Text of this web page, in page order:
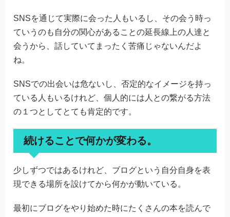
SNSを通じて実際に会った人もいるし、その会う時っ
ていうのも自分の関心があることの延長線上の人達と
会うから、話していてまったく苦痛じゃないんだよ
ね。
SNSでの出会いは危ないし、否定的なイメージを持っ
ている人もいるけれど、個人的には人との繋がる方法
の１つとしてとても肯定的です。
続けることで何かが変わる。
少しずつではあるけれど、ブログという自分自身を表
現できる場所を設けてから何かが動いている。
最初にブログをやり始めた時にたくさんの本を読んで